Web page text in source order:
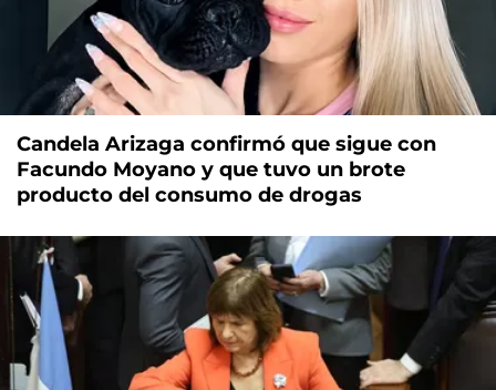
Candela Arizaga confirmó que sigue con
Facundo Moyano y que tuvo un brote
producto del consumo de drogas